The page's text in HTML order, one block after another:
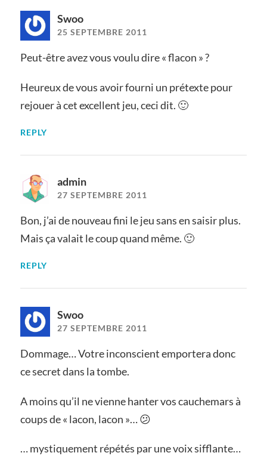
Swoo
25 SEPTEMBRE 2011
Peut-être avez vous voulu dire « flacon » ?
Heureux de vous avoir fourni un prétexte pour
rejouer à cet excellent jeu, ceci dit. 🙂
REPLY
admin
27 SEPTEMBRE 2011
Bon, j’ai de nouveau fini le jeu sans en saisir plus.
Mais ça valait le coup quand même. 🙂
REPLY
Swoo
27 SEPTEMBRE 2011
Dommage… Votre inconscient emportera donc
ce secret dans la tombe.
A moins qu’il ne vienne hanter vos cauchemars à
coups de « lacon, lacon »… 😕
… mystiquement répétés par une voix sifflante…